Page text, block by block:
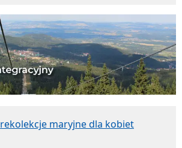
rekolekcje maryjne dla kobiet